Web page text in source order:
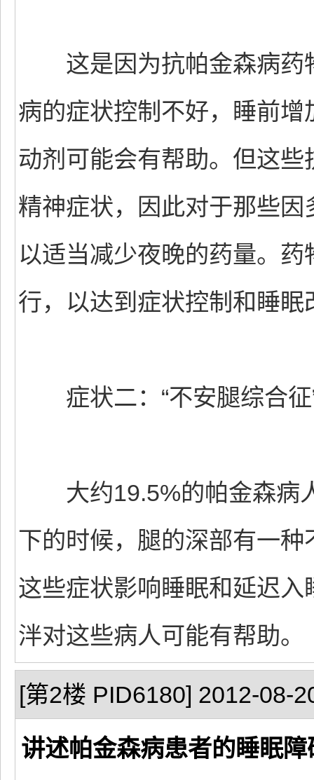
这是因为抗帕金森病药
病的症状控制不好，睡前
动剂可能会有帮助。但这
精神症状，因此对于那些
以适当减少夜晚的药量。
行，以达到症状控制和睡眠
症状二：“不安腿综合征
大约19.5%的帕金森病人
下的时候，腿的深部有一
这些症状影响睡眠和延迟
泮对这些病人可能有帮助。
[第2楼 PID6180] 2012-08-
讲述帕金森病患者的睡眠障